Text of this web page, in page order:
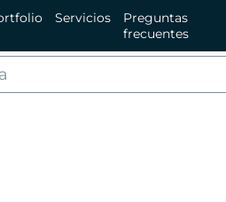
Servicios
Preguntas
frecuentes